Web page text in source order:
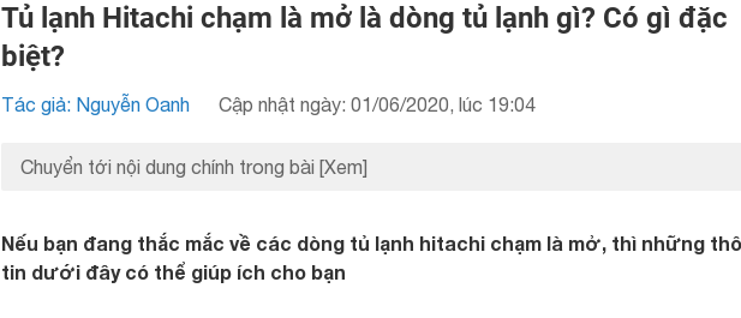
Tủ lạnh Hitachi chạm là mở là dòng tủ lạnh gì? Có gì đặc
biệt?
Tác giả: Nguyễn Oanh Cập nhật ngày: 01/06/2020, lúc 19:04
Chuyển tới nội dung chính trong bài [Xem]
Nếu bạn đang thắc mắc về các dòng tủ lạnh hitachi chạm là mở, thì những
tin dưới đây có thể giúp ích cho bạn